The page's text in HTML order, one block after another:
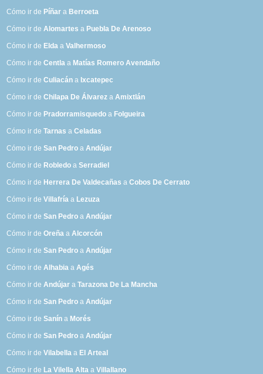
Cómo ir de Píñar a Berroeta
Cómo ir deAlomartes a Puebla De Arenoso
Cómo ir de Elda aValhermoso
Cómo ir deCentla a Matías Romero Avendaño
Cómo ir deCuliacán a Ixcatepec
Cómo ir deChilapa De Álvarez aAmixtlán
Cómo ir de Pradorramisquedo a Folgueira
Cómo ir deTarnas aCeladas
Cómo ir deSan Pedro aAndújar
Cómo ir de Robledo aSerradiel
Cómo ir de Herrera De Valdecañas aCobos De Cerrato
Cómo ir deVillafría a Lezuza
Cómo ir deSan Pedro aAndújar
Cómo ir deOreña aAlcorcón
Cómo ir deSan Pedro aAndújar
Cómo ir deAlhabia aAgés
Cómo ir deAndújar aTarazona De La Mancha
Cómo ir deSan Pedro aAndújar
Cómo ir deSanín a Morés
Cómo ir deSan Pedro aAndújar
Cómo ir deVilabella a El Arteal
Cómo ir de La Vilella Alta aVillallano